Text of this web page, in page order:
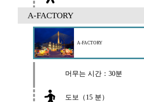
A-FACTORY
A-FACTORY
머무는 시간：30분
도보（15 분）